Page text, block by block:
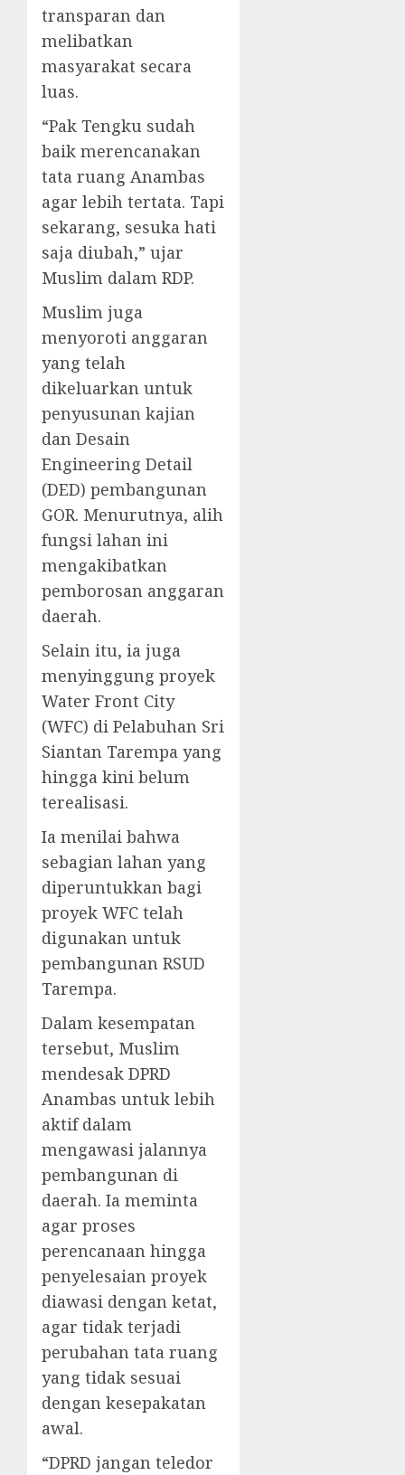
transparan dan
melibatkan
masyarakat secara
luas.
“Pak Tengku sudah
baik merencanakan
tata ruang Anambas
agar lebih tertata. Tapi
sekarang, sesuka hati
saja diubah,” ujar
Muslim dalam RDP.
Muslim juga
menyoroti anggaran
yang telah
dikeluarkan untuk
penyusunan kajian
dan Desain
Engineering Detail
(DED) pembangunan
GOR. Menurutnya, alih
fungsi lahan ini
mengakibatkan
pemborosan anggaran
daerah.
Selain itu, ia juga
menyinggung proyek
Water Front City
(WFC) di Pelabuhan Sri
Siantan Tarempa yang
hingga kini belum
terealisasi.
Ia menilai bahwa
sebagian lahan yang
diperuntukkan bagi
proyek WFC telah
digunakan untuk
pembangunan RSUD
Tarempa.
Dalam kesempatan
tersebut, Muslim
mendesak DPRD
Anambas untuk lebih
aktif dalam
mengawasi jalannya
pembangunan di
daerah. Ia meminta
agar proses
perencanaan hingga
penyelesaian proyek
diawasi dengan ketat,
agar tidak terjadi
perubahan tata ruang
yang tidak sesuai
dengan kesepakatan
awal.
“DPRD jangan teledor